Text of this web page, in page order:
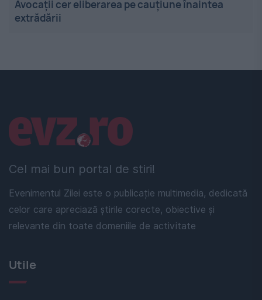
Avocații cer eliberarea pe cauțiune înaintea
extrădării
Cel mai bun portal de stiri!
Evenimentul Zilei este o publicație multimedia, dedicată
celor care apreciază știrile corecte, obiective și
relevante din toate domeniile de activitate
Linkuri utile
Utile